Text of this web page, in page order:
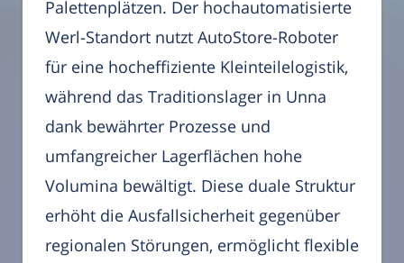
Palettenplätzen. Der hochautomatisierte
Werl-Standort nutzt AutoStore-Roboter
für eine hocheffiziente Kleinteilelogistik,
während das Traditionslager in Unna
dank bewährter Prozesse und
umfangreicher Lagerflächen hohe
Volumina bewältigt. Diese duale Struktur
erhöht die Ausfallsicherheit gegenüber
regionalen Störungen, ermöglicht flexible